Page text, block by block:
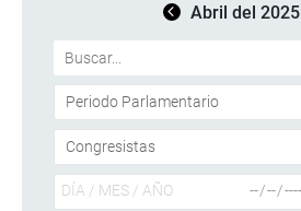
Abril del 2025